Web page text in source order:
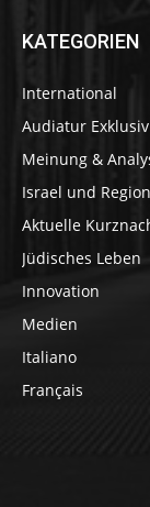
KATEGORIEN
International
Audiatur Exklusiv
Meinung &
Israel und Region
Aktuelle
Jüdisches Leben
Innovation
Medien
Italiano
Français